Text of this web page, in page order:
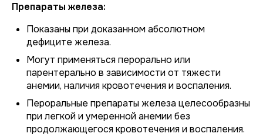
Препараты железа:
Показаны при доказанном абсолютном
дефиците железа.
Могут применяться перорально или
парентерально в зависимости от тяжести
анемии, наличия кровотечения и воспаления.
Пероральные препараты железа целесообразны
при легкой и умеренной анемии без
продолжающегося кровотечения и воспаления.